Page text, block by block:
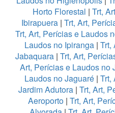
Horto Florestal | Trt,
Ibirapuera| Trt, Art,
Trt, Art, Perícias e Laudos
Laudos no Ipiranga| Trt,
Jabaquara | Trt, Art,
Art, Perícias e Laudos no
Laudos no Jaguaré| Trt,
Jardim Adutora | Trt, Art,
Aeroporto | Trt, Art,